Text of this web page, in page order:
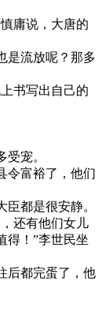
庸说，大唐的
是流放呢？那多
书写出自己的
宠。
令富裕了，他们
都是很安静。
还有他们女儿
得！”李世民坐
后都完蛋了，他